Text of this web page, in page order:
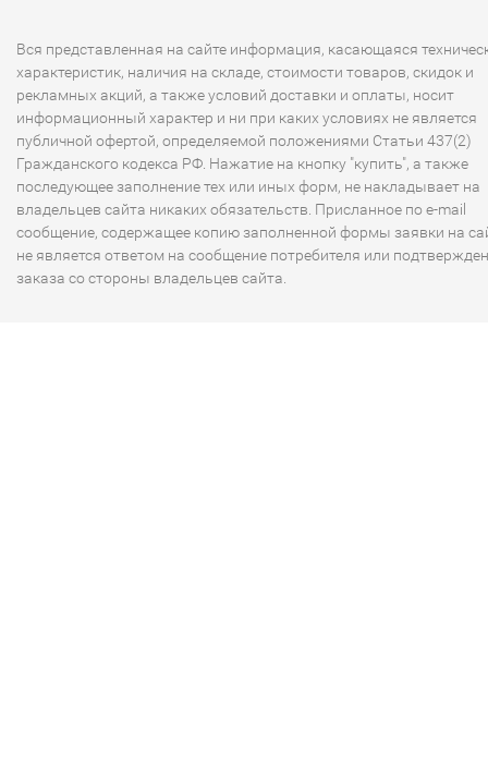
Вся представленная на сайте информация, касающаяся
характеристик, наличия на складе, стоимости товаров, скидок и
рекламных акций, а также условий доставки и оплаты, носит
информационный характер и ни при каких условиях не является
публичной офертой, определяемой положениями Статьи 437(2)
Гражданского кодекса РФ. Нажатие на кнопку "купить", а также
последующее заполнение тех или иных форм, не накладывает на
владельцев сайта никаких обязательств. Присланное по e-mail
сообщение, содержащее копию заполненной формы заявки на
не является ответом на сообщение потребителя или
заказа со стороны владельцев сайта.